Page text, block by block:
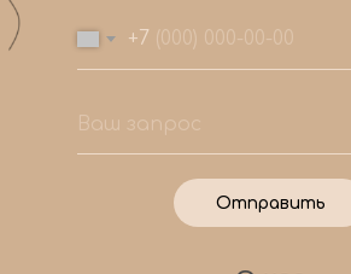
+7
Отправить